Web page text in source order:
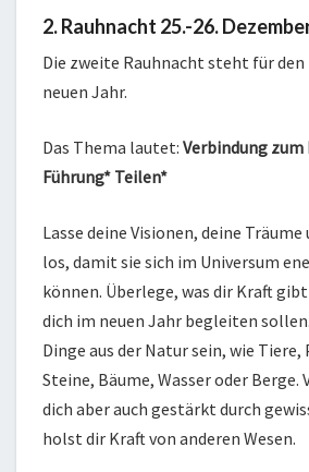
2. Rauhnacht 25.-26.
Die zweite Rauhnacht steht für
neuen Jahr.
Das Thema lautet: Verbindung
Führung* Teilen*
Lasse deine Visionen, deine
los, damit sie sich im Universum
können. Überlege, was dir Kraft
dich im neuen Jahr begleiten
Dinge aus der Natur sein, wie
Steine, Bäume, Wasser oder
dich aber auch gestärkt durch
holst dir Kraft von anderen Wesen.